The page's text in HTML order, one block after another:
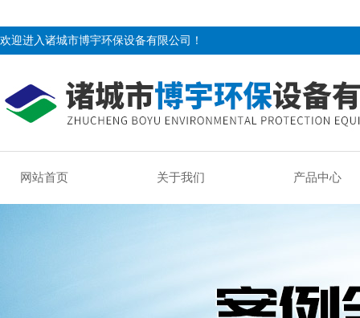
欢迎进入诸城市博宇环保设备有限公司！
网站首页 关于我们 产品中心